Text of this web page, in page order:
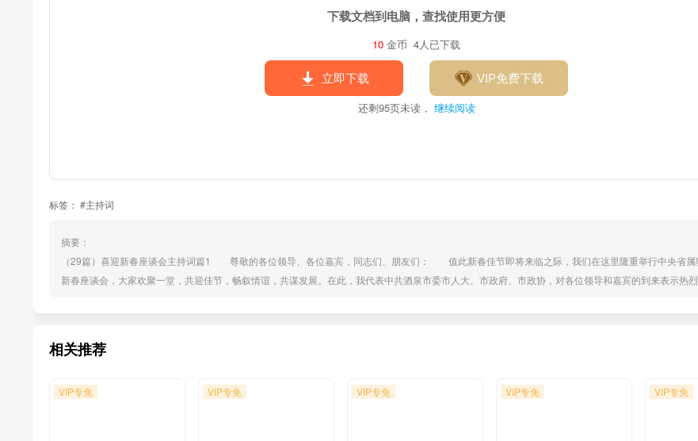
下载文档到电脑，查找使用更方便
10 金币 4人已下载
立即下载 VIP免费下载
还剩95页未读， 继续阅读
标签： #主持词
摘要：
（29篇）喜迎新春座谈会主持词篇1 尊敬的各位领导、各位嘉宾，同志们、朋友们： 值此新春佳节即将来临之际，我们在这里隆重举行中央省属
新春座谈会，大家欢聚一堂，共迎佳节，畅叙情谊，共谋发展。在此，我代表中共酒泉市委市人大、市政府、市政协，对各位领导和嘉宾的到来表示热
相关推荐
VIP专免 VIP专免 VIP专免 VIP专免 VIP专免